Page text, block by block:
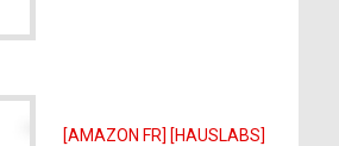
[AMAZON FR] [HAUSLABS]